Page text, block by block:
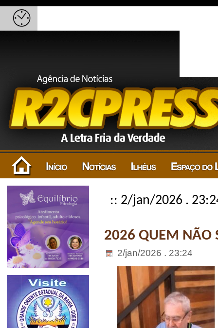
:: 2/jan/2026 .
2026 QUEM NÃO
2/jan/2026 . 23:24